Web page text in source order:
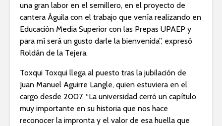
una gran labor en el semillero, en el proyecto de
cantera Águila con el trabajo que venía realizando en
Educación Media Superior con las Prepas UPAEP y
para mí será un gusto darle la bienvenida”, expresó
Roldán de la Tejera.
Toxqui Toxqui llega al puesto tras la jubilación de
Juan Manuel Aguirre Langle, quien estuviera en el
cargo desde 2007. “La universidad cerró un capítulo
muy importante en su historia que nos hace
reconocer la impronta y el valor de esa huella que